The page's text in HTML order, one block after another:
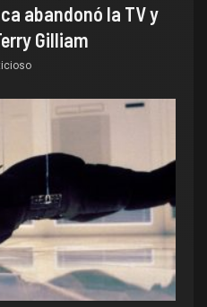
abandonó la TV y
Gilliam